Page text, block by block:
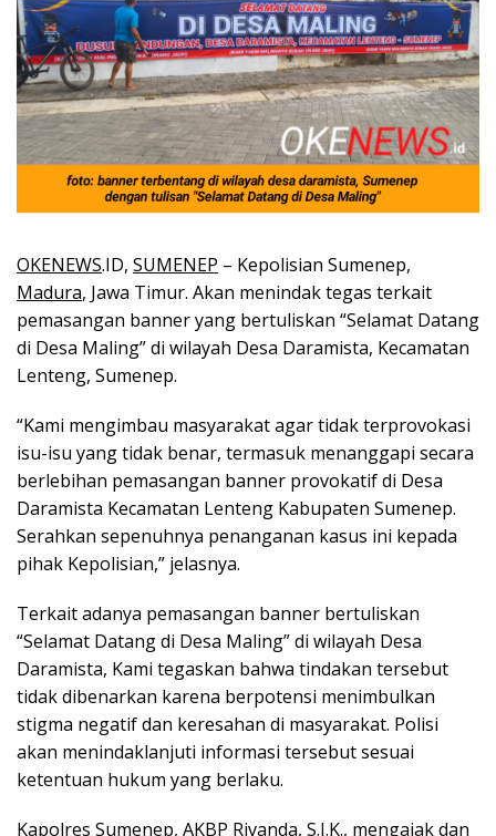
OKENEWS.ID, SUMENEP – Kepolisian Sumenep,
Madura, Jawa Timur. Akan menindak tegas terkait
pemasangan banner yang bertuliskan “Selamat Datang
di Desa Maling” di wilayah Desa Daramista, Kecamatan
Lenteng, Sumenep.
“Kami mengimbau masyarakat agar tidak terprovokasi
isu-isu yang tidak benar, termasuk menanggapi secara
berlebihan pemasangan banner provokatif di Desa
Daramista Kecamatan Lenteng Kabupaten Sumenep.
Serahkan sepenuhnya penanganan kasus ini kepada
pihak Kepolisian,” jelasnya.
Terkait adanya pemasangan banner bertuliskan
“Selamat Datang di Desa Maling” di wilayah Desa
Daramista, Kami tegaskan bahwa tindakan tersebut
tidak dibenarkan karena berpotensi menimbulkan
stigma negatif dan keresahan di masyarakat. Polisi
akan menindaklanjuti informasi tersebut sesuai
ketentuan hukum yang berlaku.
Kapolres Sumenep, AKBP Rivanda, S.I.K., mengajak dan